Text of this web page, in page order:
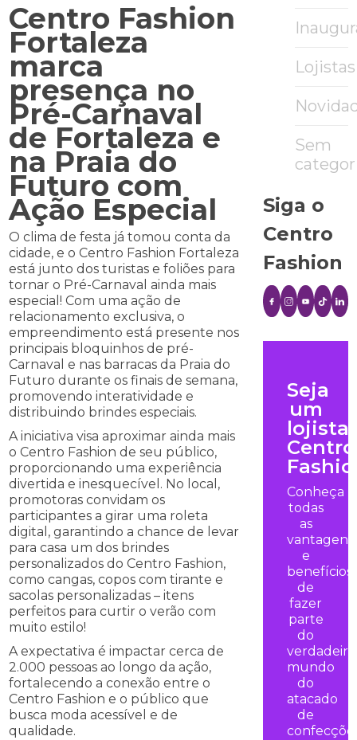
Centro Fashion
Fortaleza
marca
presença no
Pré-Carnaval
de Fortaleza e
na Praia do
Futuro com
Ação Especial
O clima de festa já tomou conta da
cidade, e o Centro Fashion Fortaleza
está junto dos turistas e foliões para
tornar o Pré-Carnaval ainda mais
especial! Com uma ação de
relacionamento exclusiva, o
empreendimento está presente nos
principais bloquinhos de pré-
Carnaval e nas barracas da Praia do
Futuro durante os finais de semana,
promovendo interatividade e
distribuindo brindes especiais.
A iniciativa visa aproximar ainda mais
o Centro Fashion de seu público,
proporcionando uma experiência
divertida e inesquecível. No local,
promotoras convidam os
participantes a girar uma roleta
digital, garantindo a chance de levar
para casa um dos brindes
personalizados do Centro Fashion,
como cangas, copos com tirante e
sacolas personalizadas – itens
perfeitos para curtir o verão com
muito estilo!
A expectativa é impactar cerca de
2.000 pessoas ao longo da ação,
fortalecendo a conexão entre o
Centro Fashion e o público que
busca moda acessível e de
qualidade.
Lojistas
Sem
Siga o
Centro
Fashion
Seja
um
lojista
Centro
Conheça
todas
as
vantagens
e
benefícios
de
fazer
parte
do
verdadeiro
mundo
do
atacado
de